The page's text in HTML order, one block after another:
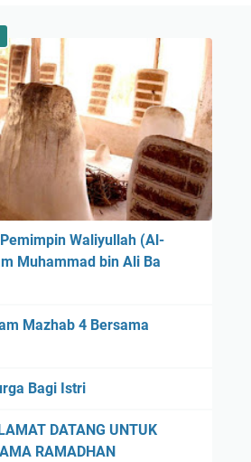
Waliyullah (Al-
Muhammad bin Ali Ba
Mazhab 4 Bersama
Bagi Istri
DATANG UNTUK
RAMADHAN